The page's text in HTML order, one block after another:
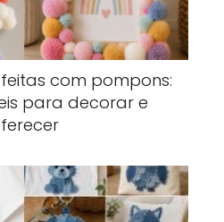
com pompons:
para decorar e